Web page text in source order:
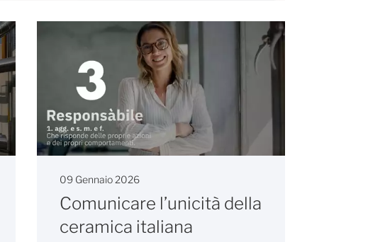
09 Gennaio 2026
Comunicare l’unicità della
ceramica italiana